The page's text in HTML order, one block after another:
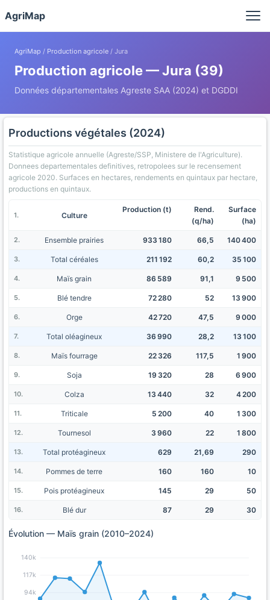
AgriMap
AgriMap / Production agricole / Jura
Production agricole — Jura (39)
Données départementales Agreste SAA (2024) et DGDDI
Productions végétales (2024)
Statistique agricole annuelle (Agreste/SSP, Ministere de l'Agriculture).
Donnees departementales definitives, retropolees sur le recensement
agricole 2020. Surfaces en hectares, rendements en quintaux par hectare,
productions en quintaux.
Culture
Production (t)
Rend.
(q/ha)
Surface
(ha)
Ensemble prairies 933 180 66,5 140 400
Total céréales 211 192 60,2 35 100
Maïs grain 86 589 91,1 9 500
Blé tendre 72 280 52 13 900
Orge 42 720 47,5 9 000
Total oléagineux 36 990 28,2 13 100
Maïs fourrage 22 326 117,5 1 900
Soja 19 320 28 6 900
Colza 13 440 32 4 200
Triticale 5 200 40 1 300
Tournesol 3 960 22 1 800
Total protéagineux 629 21,69 290
Pommes de terre 160 160 10
Pois protéagineux 145 29 50
Blé dur 87 29 30
Évolution — Maïs grain (2010–2024)
94k
117k
140k